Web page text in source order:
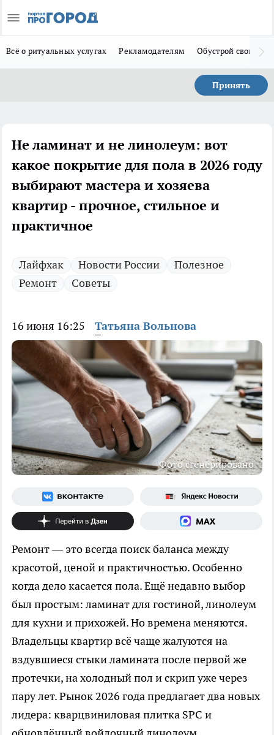
Всё о ритуальных услугах Рекламодателям Обустрой свой дом
Принять
Не ламинат и не линолеум: вот
какое покрытие для пола в 2026 году
выбирают мастера и хозяева
квартир - прочное, стильное и
практичное
Лайфхак Новости России
Полезное
Ремонт
Советы
16 июня 16:25 Татьяна Вольнова
Фото сгенерировано
Ремонт — это всегда поиск баланса между
красотой, ценой и практичностью. Особенно
когда дело касается пола. Ещё недавно выбор
был простым: ламинат для гостиной, линолеум
для кухни и прихожей. Но времена меняются.
Владельцы квартир всё чаще жалуются на
вздувшиеся стыки ламината после первой же
протечки, на холодный пол и скрип уже через
пару лет. Рынок 2026 года предлагает два новых
лидера: кварцвиниловая плитка SPC и